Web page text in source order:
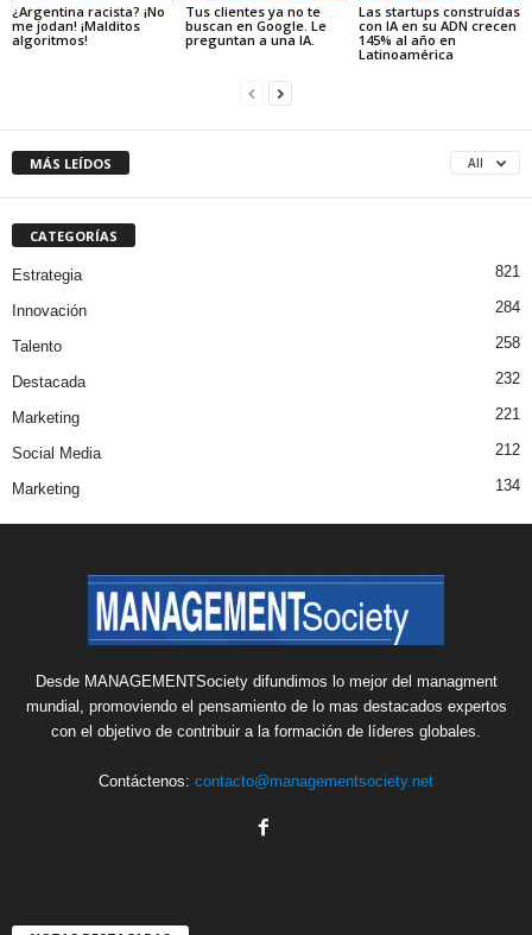
¿Argentina racista? ¡No
me jodan! ¡Malditos
algoritmos!
Tus clientes ya no te
buscan en Google. Le
preguntan a una IA.
Las startups construídas
con IA en su ADN crecen
145% al año en
Latinoamérica
MÁS LEÍDOS All
CATEGORÍAS
Estrategia 821
Innovación 284
Talento 258
Destacada 232
Marketing 221
Social Media 212
Marketing 134
Desde MANAGEMENTSociety difundimos lo mejor del managment
mundial, promoviendo el pensamiento de lo mas destacados expertos
con el objetivo de contribuir a la formación de líderes globales.
Contáctenos: contacto@managementsociety.net